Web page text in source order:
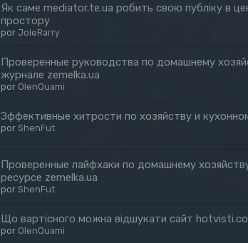
Як саме mediator.te.ua робить свою публіку в
простору
por JoieRarry
Проверенные руководства по домашнему
журнале zemelka.ua
por OlenQuami
Эффективные хитрости по хозяйству и
por ShenFut
Проверенные лайфхаки по домашнему
ресурсе zemelka.ua
por ShenFut
Що вартісного можна відшукати сайт
por OlenQuami